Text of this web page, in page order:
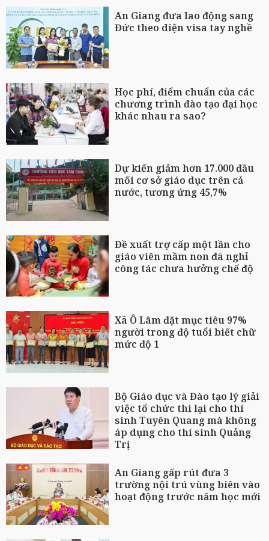
An Giang đưa lao động sang
Đức theo diện visa tay nghề
Học phí, điểm chuẩn của các
chương trình đào tạo đại học
khác nhau ra sao?
Dự kiến giảm hơn 17.000 đầu
mối cơ sở giáo dục trên cả
nước, tương ứng 45,7%
Đề xuất trợ cấp một lần cho
giáo viên mầm non đã nghỉ
công tác chưa hưởng chế độ
Xã Ô Lâm đặt mục tiêu 97%
người trong độ tuổi biết chữ
mức độ 1
Bộ Giáo dục và Đào tạo lý giải
việc tổ chức thi lại cho thí
sinh Tuyên Quang mà không
áp dụng cho thí sinh Quảng
Trị
An Giang gấp rút đưa 3
trường nội trú vùng biên vào
hoạt động trước năm học mới